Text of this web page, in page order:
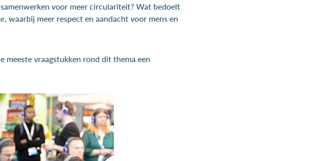
voor meer circulariteit? Wat bedoelt
, waarbij meer respect en aandacht voor mens en
meeste vraagstukken rond dit thema een